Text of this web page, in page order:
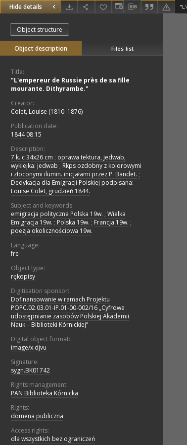
Hide details
Object structure
Object description Files list
Title:
"L'empereur de Russie près de sa fille
mourante. Dithyrambe."
Creator:
Colet, Louise (1810–1876)
Publication date:
1844 08.15
Description:
7 k. c 34x26 cm ; oprawa tektura, jedwab,
wyklejka: jedwab ; Rkps ozdobny z kolorowymi
i złoconymi ilumin. inicjałami przez P. Bandet. ;
Dedykacja dla Emigracji Polskiej podpisana:
Louise Colet, grudzień 1844.
Subject and keywords:
emigracja polityczna Polska 19w. ; Wielka
Emigracja 19w. ; Polska 19w. ; Francja 19w. ;
poezja okolicznościowa 19w.
Language:
fre
Object type:
rękopisy
Digitisation sponsor:
Dofinansowanie w ramach Projektu
POPC.02.03.01-IP.01-00-002/16 „Cyfrowe
udostępnianie zasobów Polskiej Akademii
Nauk – Biblioteki Kórnickiej”
Digital object format:
image/x.djvu
Signature:
sygn.BK01742
Rights management:
PAN Biblioteka Kórnicka
Rights:
domena publiczna
Access rights:
dla wszystkich bez ograniczeń